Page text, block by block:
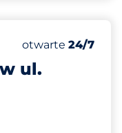
ul.
Liczba miejsc
Całkowita
otwarte 24/7